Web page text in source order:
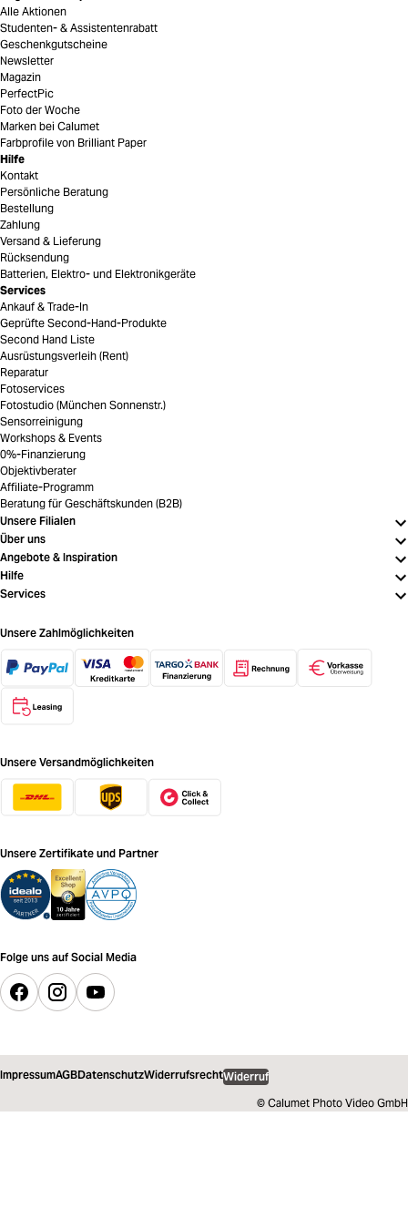
Alle Aktionen
Studenten- & Assistentenrabatt
Geschenkgutscheine
Newsletter
Magazin
PerfectPic
Foto der Woche
Marken bei Calumet
Farbprofile von Brilliant Paper
Hilfe
Kontakt
Persönliche Beratung
Bestellung
Zahlung
Versand & Lieferung
Rücksendung
Batterien, Elektro- und Elektronikgeräte
Services
Ankauf & Trade-In
Geprüfte Second-Hand-Produkte
Second Hand Liste
Ausrüstungsverleih (Rent)
Reparatur
Fotoservices
Fotostudio (München Sonnenstr.)
Sensorreinigung
Workshops & Events
0%-Finanzierung
Objektivberater
Affiliate-Programm
Beratung für Geschäftskunden (B2B)
Unsere Filialen
Über uns
Angebote & Inspiration
Hilfe
Services
Unsere Zahlmöglichkeiten
Unsere Versandmöglichkeiten
Unsere Zertifikate und Partner
Folge uns auf Social Media
ImpressumAGBDatenschutzWiderrufsrechtWiderruf
© Calumet Photo Video GmbH